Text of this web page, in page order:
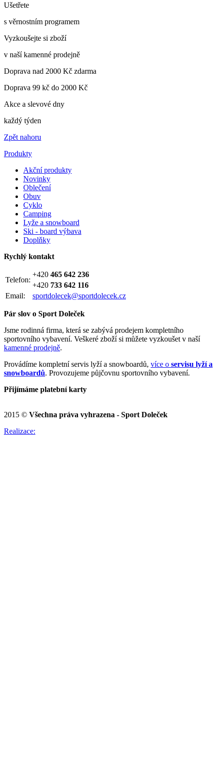
Ušetřete
s věrnostním programem
Vyzkoušejte si zboží
v naší kamenné prodejně
Doprava nad 2000 Kč zdarma
Doprava 99 kč do 2000 Kč
Akce a slevové dny
každý týden
Zpět nahoru
Produkty
Akční produkty
Novinky
Oblečení
Obuv
Cyklo
Camping
Lyže a snowboard
Ski - board výbava
Doplňky
Rychlý kontakt
Telefon:
+420 465 642 236
+420 733 642 116
Email:
sportdolecek@sportdolecek.cz
Pár slov o Sport Doleček
Jsme rodinná firma, která se zabývá prodejem kompletního
sportovního vybavení. Veškeré zboží si můžete vyzkoušet v naší
kamenné prodejně.
Provádíme kompletní servis lyží a snowboardů, více o servisu lyží a
snowboardů. Provozujeme půjčovnu sportovního vybavení.
Přijímáme platební karty
2015 © Všechna práva vyhrazena - Sport Doleček
Realizace: